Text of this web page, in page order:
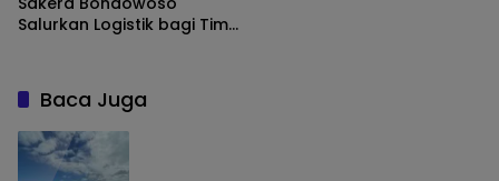
Salurkan Logistik bagi Tim
Baca Juga